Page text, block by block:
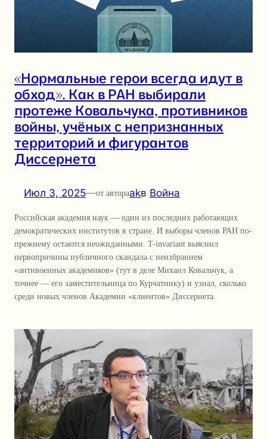
«Нормальные герои всегда идут в
обход». Как в РАН выбирали
протеже Ковальчука, противников
войны, учёных с непризнанных
территорий и фигурантов
Диссернета
Июл 3, 2025—от автораakв Война
Российская академия наук — один из последних работающих
демократических институтов в стране. И выборы членов РАН по-
прежнему остаются неожиданными. T-invariant выяснил
первопричины публичного скандала с неизбранием
«антивоенных академиков» (тут в деле Михаил Ковальчук, а
точнее — его заместительница по Курчатнику) и узнал, сколько
среди новых членов Академии «клиентов» Диссернета.